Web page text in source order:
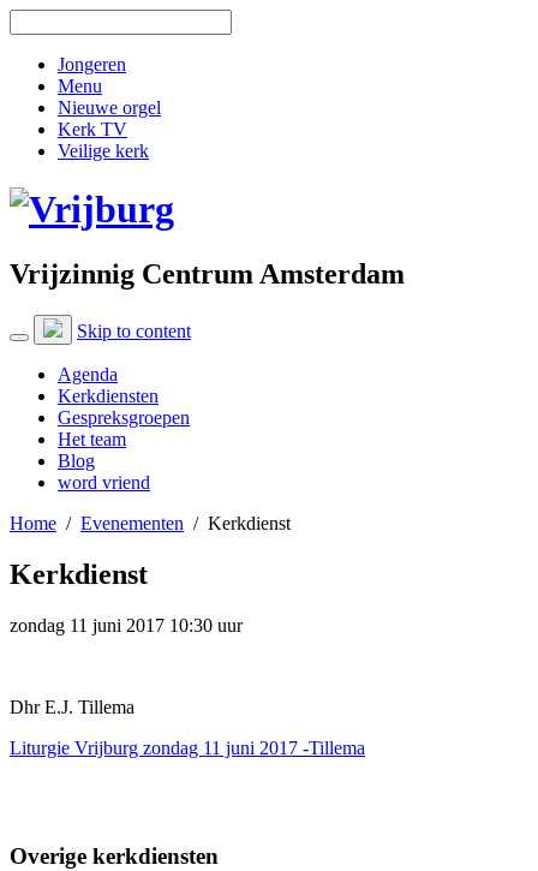
Jongeren
Menu
Nieuwe orgel
Kerk TV
Veilige kerk
Vrijzinnig Centrum Amsterdam
Skip to content
Agenda
Kerkdiensten
Gespreksgroepen
Het team
Blog
word vriend
Home / Evenementen / Kerkdienst
Kerkdienst
zondag 11 juni 2017 10:30 uur
Dhr E.J. Tillema
Liturgie Vrijburg zondag 11 juni 2017 -Tillema
Overige kerkdiensten